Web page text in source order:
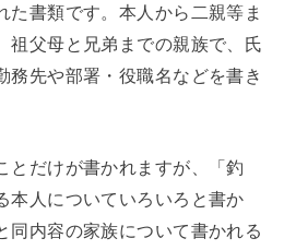
た書類です。本人から二親等ま
祖父母と兄弟までの親族で、氏
務先や部署・役職名などを書き
とだけが書かれますが、「釣
本人についていろいろと書か
同内容の家族について書かれる